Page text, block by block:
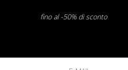
fino al -50% di sconto